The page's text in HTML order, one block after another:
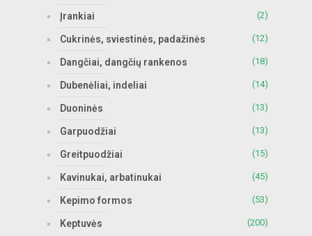
Įrankiai (2)
Cukrinės, sviestinės, padažinės (12)
Dangčiai, dangčių rankenos (18)
Dubenėliai, indeliai (14)
Duoninės (13)
Garpuodžiai (13)
Greitpuodžiai (15)
Kavinukai, arbatinukai (45)
Kepimo formos (53)
Keptuvės (200)